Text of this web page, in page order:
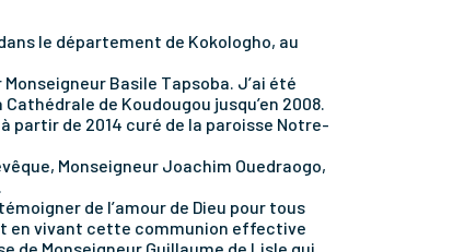
le département de Kokologho, au
Basile Tapsoba. J’ai été
de Koudougou jusqu’en 2008.
partir de 2014 curé de la paroisse Notre-
Monseigneur Joachim Ouedraogo,
de l’amour de Dieu pour tous
en vivant cette communion effective
de Monseigneur Guillaume de Lisle qui